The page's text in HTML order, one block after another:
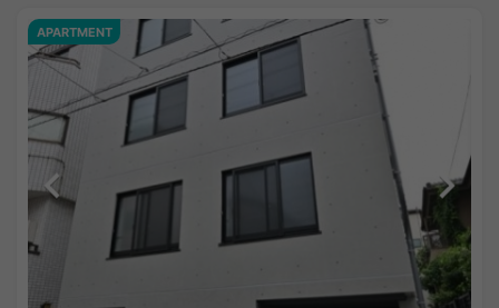
APARTMENT